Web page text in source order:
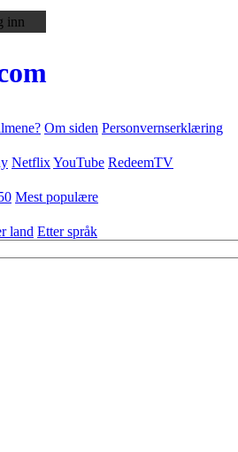
inn
Om siden Personvernserklæring
NetflixYouTube RedeemTV
Mest populære
land Etter språk